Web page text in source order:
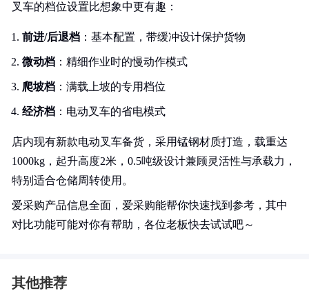
叉车的档位设置比想象中更有趣：
前进/后退档 ：基本配置，带缓冲设计保护货物
微动档 ：精细作业时的慢动作模式
爬坡档 ：满载上坡的专用档位
经济档 ：电动叉车的省电模式
店内现有新款电动叉车备货，采用锰钢材质打造，载重达
1000kg，起升高度2米，0.5吨级设计兼顾灵活性与承载力，
特别适合仓储周转使用。
爱采购产品信息全面，爱采购能帮你快速找到参考，其中
对比功能可能对你有帮助，各位老板快去试试吧～
其他推荐